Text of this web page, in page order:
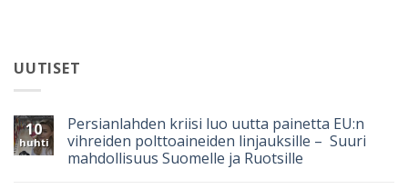
UUTISET
10
huhti
Persianlahden kriisi luo uutta painetta EU:n
vihreiden polttoaineiden linjauksille – Suuri
mahdollisuus Suomelle ja Ruotsille